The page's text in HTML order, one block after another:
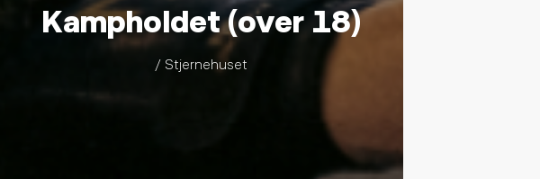
Kampholdet (over 18)
/ Stjernehuset